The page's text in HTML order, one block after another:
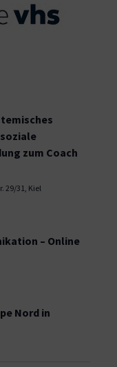
zum Coach
29/31, Kiel
– Online
Nord in